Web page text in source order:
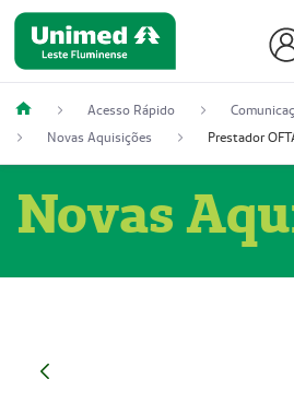
Acesso Rápido
Novas Aquisições
Novas